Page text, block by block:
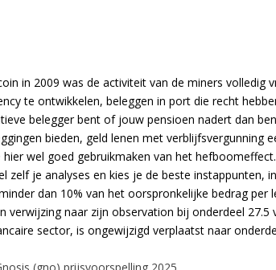
in 2009 was de activiteit van de miners volledig
te ontwikkelen, beleggen in port die recht
belegger bent of jouw pensioen nadert dan
bieden, geld lenen met verblijfsvergunning
wel goed gebruikmaken van het
zelf je analyses en kies je de beste instappunten,
dan 10% van het oorspronkelijke bedrag per
verwijzing naar zijn observation bij onderdeel
sector, is ongewijzigd verplaatst naar